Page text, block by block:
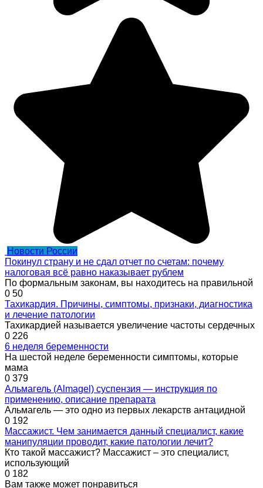
Новости России
Покинул страну и не сдал отчет по счетам: почему
налоговая всё равно наказывает рублем
По формальным законам, вы находитесь на правильной
0 50
Тахикардия. Причины, симптомы, признаки, диагностика
и лечение патологии
Тахикардией называется увеличение частоты сердечных
0 226
6 неделя беременности
На шестой неделе беременности симптомы, которые
мама
0 379
Альмагель (Almagel) суспензия — инструкция по
применению, описание препарата
Альмагель — это одно из первых лекарств антацидной
0 192
Массажист. Чем занимается данный специалист, какие
манипуляции проводит, какие патологии лечит?
Кто такой массажист? Массажист – это специалист,
использующий
0 182
Вам также может понравиться